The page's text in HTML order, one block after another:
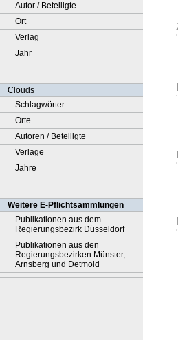
Autor / Beteiligte
Ort
Verlag
Jahr
Clouds
Schlagwörter
Orte
Autoren / Beteiligte
Verlage
Jahre
Weitere E-Pflichtsammlungen
Publikationen aus dem
Regierungsbezirk Düsseldorf
Publikationen aus den
Regierungsbezirken Münster,
Arnsberg und Detmold